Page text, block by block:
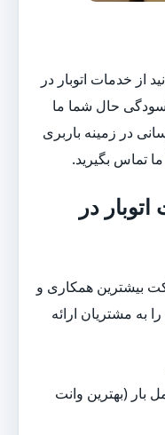
از خدمات اتوبار در
آسودگی حال شما ما
در زمینه باربری
تماس بگیرید.
در
بیشترین همکاری و
به مشتریان ارائه
بار (بهترین وانت